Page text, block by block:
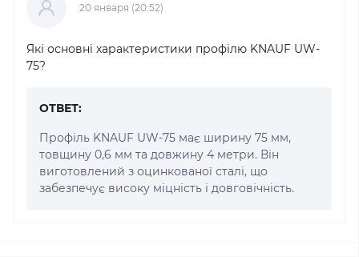
20 января (20:52)
Які основні характеристики профілю KNAUF UW-
75?
ОТВЕТ:
Профіль KNAUF UW-75 має ширину 75 мм,
товщину 0,6 мм та довжину 4 метри. Він
виготовлений з оцинкованої сталі, що
забезпечує високу міцність і довговічність.